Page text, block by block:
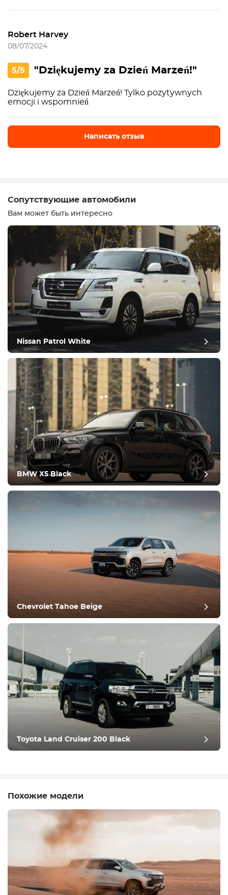
Robert Harvey
08/07/2024
5/5 "Dziękujemy za Dzień Marzeń!"
Dziękujemy za Dzień Marzeń! Tylko pozytywnych
emocji i wspomnień
Написать отзыв
Оборудование
Удобства
Климат-контроль
Состояние
Оставить отзыв
Сопутствующие автомобили
Вам может быть интересно
Nissan Patrol White
BMW X5 Black
Chevrolet Tahoe Beige
Toyota Land Cruiser 200 Black
Похожие модели